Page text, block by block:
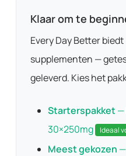
Klaar om te
Every Day Better
supplementen —
geleverd. Kies het
Starterspakket —
30×250mg
Ideaal
Meest gekozen